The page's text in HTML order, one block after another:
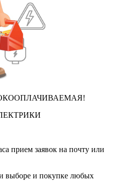
заявок на почту или
и покупке любых